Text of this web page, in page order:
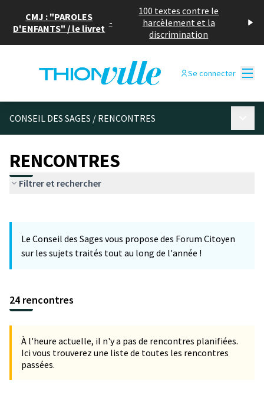
CMJ : "PAROLES
D'ENFANTS" / le livret -
100 textes contre le
harcèlement et la
discrimination
Se connecter
CONSEIL DES SAGES / RENCONTRES
RENCONTRES
Filtrer et rechercher
−
Le Conseil des Sages vous propose des Forum Citoyen
sur les sujets traités tout au long de l'année !
24 rencontres
À l'heure actuelle, il n'y a pas de rencontres planifiées.
Ici vous trouverez une liste de toutes les rencontres
passées.